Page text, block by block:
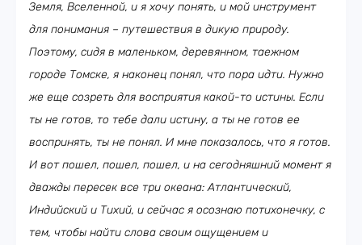
Земля, Вселенной, и я хочу понять, и мой инструмент
для понимания – путешествия в дикую природу.
Поэтому, сидя в маленьком, деревянном, таежном
городе Томске, я наконец понял, что пора идти. Нужно
же еще созреть для восприятия какой-то истины. Если
ты не готов, то тебе дали истину, а ты не готов ее
воспринять, ты не понял. И мне показалось, что я готов.
И вот пошел, пошел, пошел, и на сегодняшний момент я
дважды пересек все три океана: Атлантический,
Индийский и Тихий, и сейчас я осознаю потихонечку, с
тем, чтобы найти слова своим ощущением и